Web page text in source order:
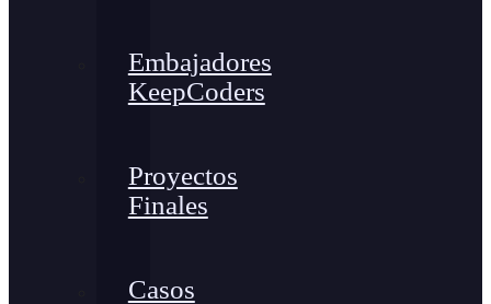
Embajadores
KeepCoders
Proyectos
Finales
Casos